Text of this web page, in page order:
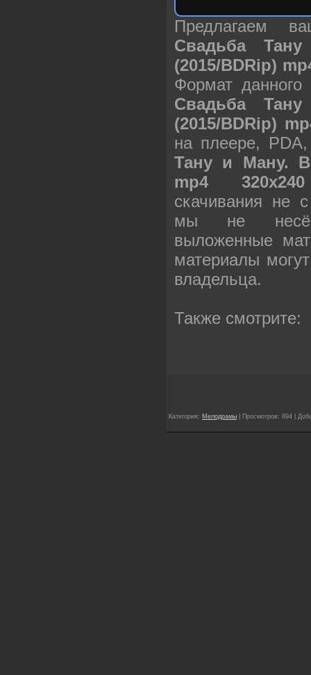
Предлагаем
Свадьба
(2015/BDRip)
Формат
Свадьба
(2015/BDRip)
на плеере,
Тану и Ману.
mp4 320х240
скачивания не
мы не несём
выложенные
материалы
владельца.
Также смотрите:
Категория: Мелодрамы | Просмотров: 894 |